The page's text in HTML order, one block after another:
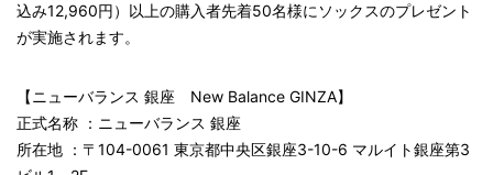
込み12,960円）以上の購入者先着50名様にソックスのプレゼント
が実施されます。
【ニューバランス 銀座 New Balance GINZA】
正式名称 ：ニューバランス 銀座
所在地 ：〒104-0061 東京都中央区銀座3-10-6 マルイト銀座第3